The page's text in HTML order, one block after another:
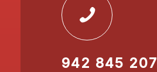
942 845 207